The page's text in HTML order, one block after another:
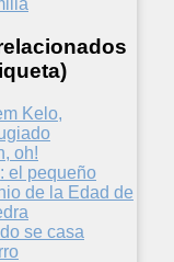
Kelo,
oh!
el pequeño
de la Edad de
se casa